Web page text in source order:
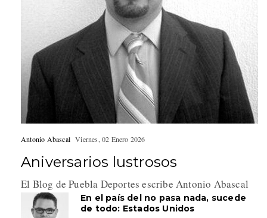
Antonio Abascal Viernes, 02 Enero 2026
Aniversarios lustrosos
El Blog de Puebla Deportes escribe Antonio Abascal
En el país del no pasa nada, sucede
de todo: Estados Unidos